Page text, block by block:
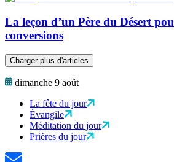
La leçon d’un Père du Désert
conversions
Charger plus d'articles
dimanche 9 août
La fête du jour
Évangile
Méditation du jour
Prières du jour